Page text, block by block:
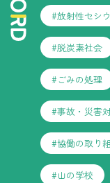
#放射性セシ
#脱炭素社会
#ごみの処理
#事故・災害
#協働の取り
#山の学校